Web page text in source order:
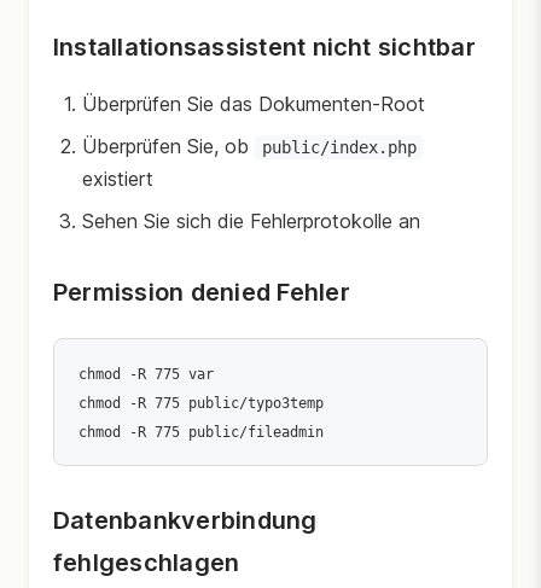
Installationsassistent nicht sichtbar
Überprüfen Sie das Dokumenten-Root
Überprüfen Sie, ob
public/index.php
existiert
Sehen Sie sich die Fehlerprotokolle an
Permission denied Fehler
chmod -R 775 var
chmod -R 775 public/typo3temp
Datenbankverbindung
fehlgeschlagen